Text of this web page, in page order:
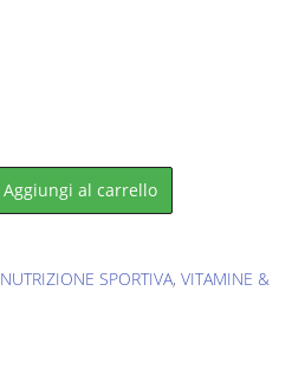
Aggiungi al carrello
NUTRIZIONE SPORTIVA, VITAMINE &